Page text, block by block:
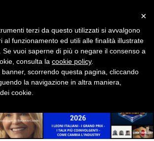
×
terzi da questo utilizzati si avvalgono
al funzionamento ed utili alle finalità illustrate
Se vuoi saperne di più o negare il consenso a
consulta la cookie policy.
scorrendo questa pagina, cliccando
la navigazione in altra maniera,
cookie.